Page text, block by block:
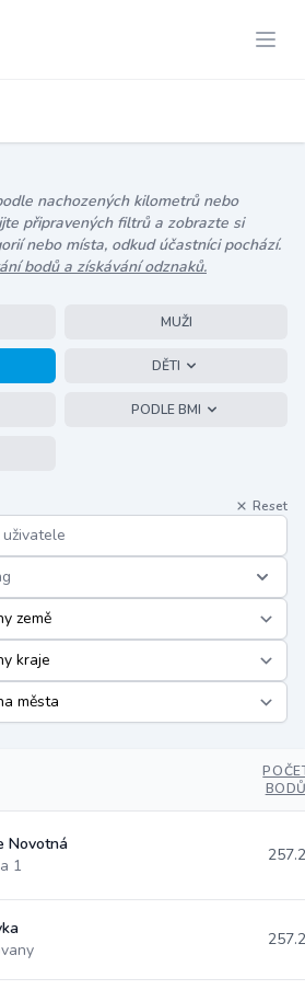
nachozených kilometrů nebo
připravených filtrů a zobrazte si
nebo místa, odkud účastníci pochází.
bodů a získávání odznaků.
MUŽI
DĚTI
PODLE BMI
Reset
Novotná
1